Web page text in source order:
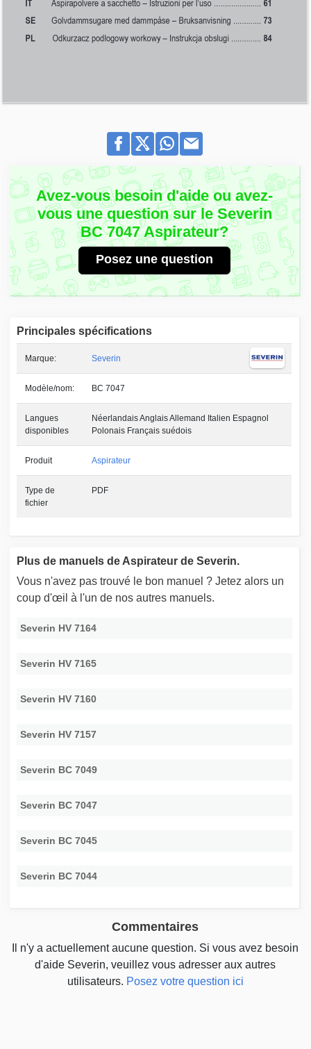
Avez-vous besoin d'aide ou avez-
vous une question sur le Severin
BC 7047 Aspirateur?
Posez une question
Principales spécifications
Marque: Severin
Modèle/nom: BC 7047
Langues
disponibles
Néerlandais Anglais Allemand Italien Espagnol
Polonais Français suédois
Produit Aspirateur
Type de
fichier
PDF
Plus de manuels de Aspirateur de Severin.
Vous n'avez pas trouvé le bon manuel ? Jetez alors un
coup d'œil à l'un de nos autres manuels.
Severin HV 7164
Severin HV 7165
Severin HV 7160
Severin HV 7157
Severin BC 7049
Severin BC 7047
Severin BC 7045
Severin BC 7044
Commentaires
Il n'y a actuellement aucune question. Si vous avez besoin
d'aide Severin, veuillez vous adresser aux autres
utilisateurs. Posez votre question ici